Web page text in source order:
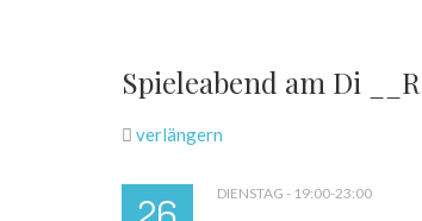
Spieleabend am Di __R
verlängern
DIENSTAG - 19:00-23:00